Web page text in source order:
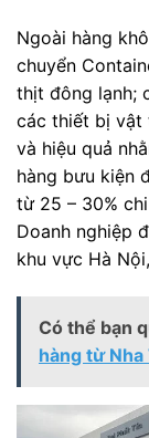
Ngoài hàng
chuyển
thịt đông lạnh;
các thiết bị vật
và hiệu quả
hàng bưu kiện
từ 25 – 30%
Doanh nghiệp
khu vực Hà
Có thể bạn
hàng từ Nha